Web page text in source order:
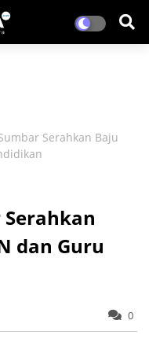
Serahkan Baju
Serahkan
dan Guru
0